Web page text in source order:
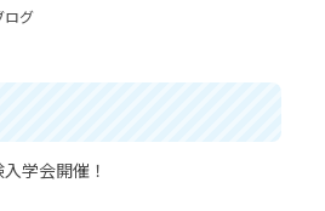
ログ
学会開催！